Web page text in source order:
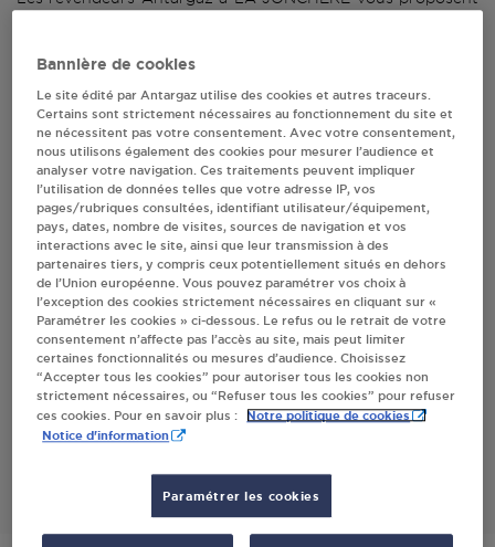
revendeurs Antargaz à LA JONCHERE, l'adresse, le numéro
bouteilles de gaz.
1 revendeur(s) Antargaz
à LA JONCHERE
Villes
MAIRIE DE LA JONCHERE
2, RUE DU MARCHAIS
85540LA JONCHERE
Bannière de cookies
Le site édité par Antargaz utilise des cookies et autres traceurs.
Certains sont strictement nécessaires au fonctionnement du site et
ne nécessitent pas votre consentement. Avec votre consentement,
nous utilisons également des cookies pour mesurer l’audience et
analyser votre navigation. Ces traitements peuvent impliquer
l’utilisation de données telles que votre adresse IP, vos
pages/rubriques consultées, identifiant utilisateur/équipement,
pays, dates, nombre de visites, sources de navigation et vos
interactions avec le site, ainsi que leur transmission à des
partenaires tiers, y compris ceux potentiellement situés en dehors
de l’Union européenne. Vous pouvez paramétrer vos choix à
l’exception des cookies strictement nécessaires en cliquant sur «
Paramétrer les cookies » ci-dessous. Le refus ou le retrait de votre
consentement n’affecte pas l’accès au site, mais peut limiter
certaines fonctionnalités ou mesures d’audience. Choisissez
“Accepter tous les cookies” pour autoriser tous les cookies non
strictement nécessaires, ou “Refuser tous les cookies” pour refuser
ces cookies. Pour en savoir plus :
Notre politique de cookies
Notice d'information
Paramétrer les cookies